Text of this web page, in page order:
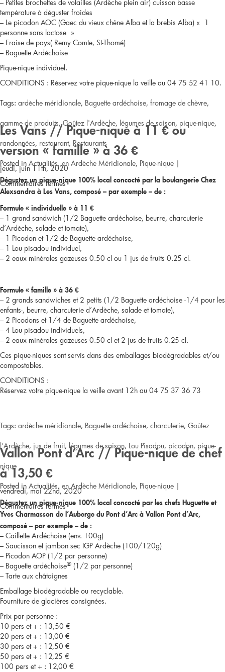
– Petites brochettes de volailles (Ardèche plein air) cuisson basse
température à déguster froides
– Le picodon AOC (Gaec du vieux chêne Alba et la brebis Alba) « 1
personne sans lactose »
– Fraise de pays( Remy Comte, St-Thomé)
– Baguette Ardéchoise
Pique-nique individuel.
CONDITIONS : Réservez votre pique-nique la veille au 04 75 52 41 10.
Tags: ardèche méridionale, Baguette ardéchoise, fromage de chèvre,
gamme de produits,Goûtez l'Ardèche, légumes de saison, pique-nique,
randonnées, restaurant, Restaurants
Posted in Actualités,en Ardèche Méridionale, Pique-nique |
Commentaires ferméssur
Alba-
la-
Romaine
/
nique
15€
Les Vans // Pique-nique à 11 € ou
version « famille » à 36 €
jeudi, juin 11th, 2020
Dégustez un pique-nique 100% local concocté par la boulangerie Chez
Alexsandra à Les Vans, composé – par exemple – de :
Formule « individuelle » à 11 €
– 1 grand sandwich (1/2 Baguette ardéchoise, beurre, charcuterie
d’Ardèche, salade et tomate),
– 1 Picodon et 1/2 de Baguette ardéchoise,
– 1 Lou pisadou individuel,
– 2 eaux minérales gazeuses 0.50 cl ou 1 jus de fruits 0.25 cl.
Formule « famille » à 36 €
– 2 grands sandwiches et 2 petits (1/2 Baguette ardéchoise -1/4 pour les
enfants-, beurre, charcuterie d’Ardèche, salade et tomate),
– 2 Picodons et 1/4 de Baguette ardéchoise,
– 4 Lou pisadou individuels,
– 2 eaux minérales gazeuses 0.50 cl et 2 jus de fruits 0.25 cl.
Ces pique-niques sont servis dans des emballages biodégradables et/ou
compostables.
CONDITIONS :
Réservez votre pique-nique la veille avant 12h au 04 75 37 36 73
Tags: ardèche méridionale, Baguette ardéchoise, charcuterie, Goûtez
l'Ardèche, jus de fruit, légumes de saison, Lou Pisadou, picodon, pique-
nique
Posted in Actualités, en Ardèche Méridionale, Pique-nique |
Commentaires ferméssur
Les
Vans
//
Pique-
nique
à
11
€
Vallon Pont d’Arc // Pique-nique de chef
à 13,50 €
vendredi, mai 22nd, 2020
Dégustez un pique-nique 100% local concocté par les chefs Huguette et
Yves Charmasson de l’Auberge du Pont d’Arc à Vallon Pont d’Arc,
composé – par exemple – de :
– Caillette Ardéchoise (env. 100g)
– Saucisson et jambon sec IGP Ardèche (100/120g)
– Picodon AOP (1/2 par personne)
– Baguette ardéchoise® (1/2 par personne)
– Tarte aux châtaignes
Emballage biodégradable ou recyclable.
Fourniture de glacières consignées.
Prix par personne :
10 pers et + : 13,50 €
20 pers et + : 13,00 €
30 pers et + : 12,50 €
50 pers et + : 12,25 €
100 pers et + : 12,00 €